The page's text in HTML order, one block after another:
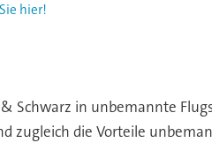
hier!
Schwarz in unbemannte
zugleich die Vorteile